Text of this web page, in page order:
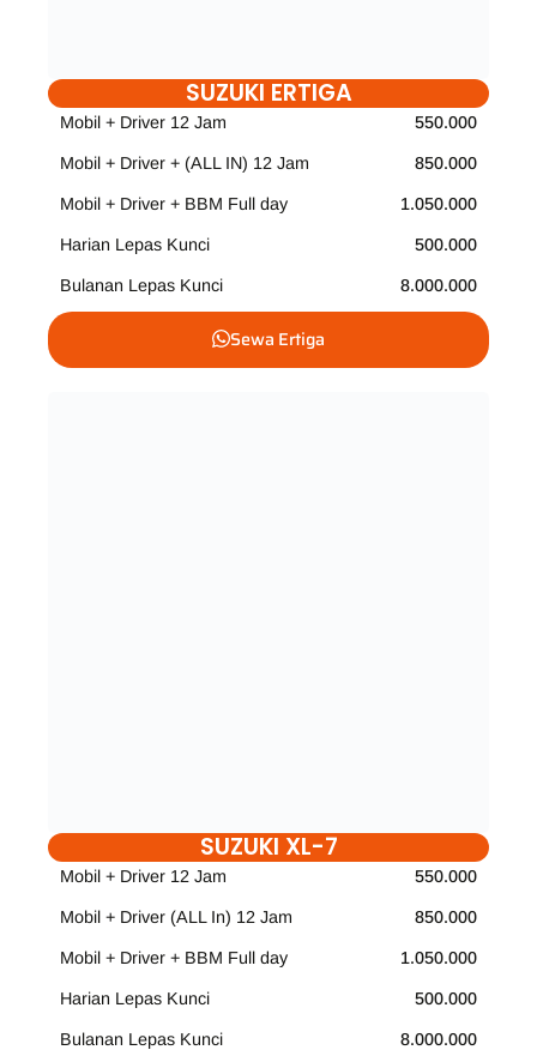
SUZUKI ERTIGA
Mobil + Driver 12 Jam 550.000
Mobil + Driver + (ALL IN) 12 Jam 850.000
Mobil + Driver + BBM Full day 1.050.000
Harian Lepas Kunci 500.000
Bulanan Lepas Kunci 8.000.000
Sewa Ertiga
SUZUKI XL-7
Mobil + Driver 12 Jam 550.000
Mobil + Driver (ALL In) 12 Jam 850.000
Mobil + Driver + BBM Full day 1.050.000
Harian Lepas Kunci 500.000
Bulanan Lepas Kunci 8.000.000